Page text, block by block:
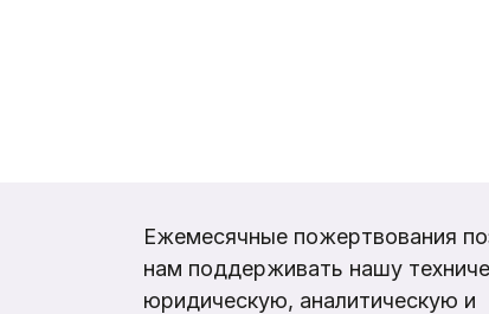
Ежемесячные пожертвования
нам поддерживать нашу
юридическую, аналитическую и